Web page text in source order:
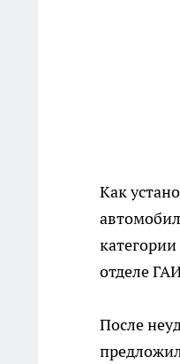
Как
отделе
После